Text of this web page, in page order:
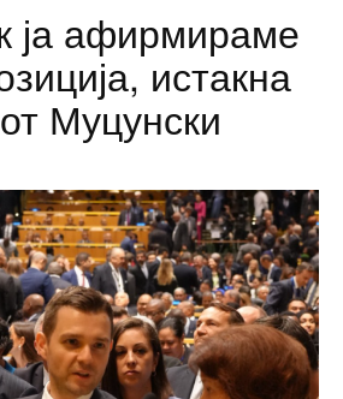
ја афирмираме
истакна
Муцунски